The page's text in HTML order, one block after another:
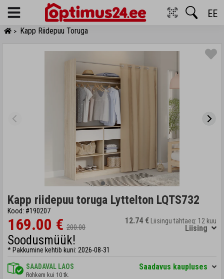
Menu EE
> Kapp Riidepuu Toruga
Kapp riidepuu toruga Lyttelton LQTS732
Kood: #190207
169.00 € 200.00
Soodusmüük!
* Pakkumine kehtib kuni: 2026-08-31
12.74 € Liisingu tähtaeg: 12 kuu
Liising
SAADAVAL LAOS
Rohkem kui 10 tk.
Saadavus kaupluses